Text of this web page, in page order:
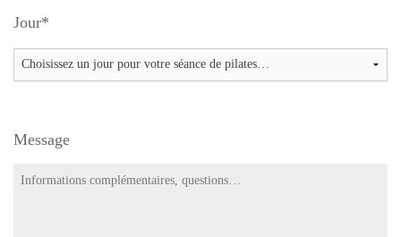
Jour*
Message